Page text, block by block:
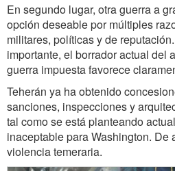
En segundo lugar, otra guerra a
opción deseable por múltiples
militares, políticas y de
importante, el borrador actual del
guerra impuesta favorece
Teherán ya ha obtenido
sanciones, inspecciones y
tal como se está planteando
inaceptable para Washington. De
violencia temeraria.